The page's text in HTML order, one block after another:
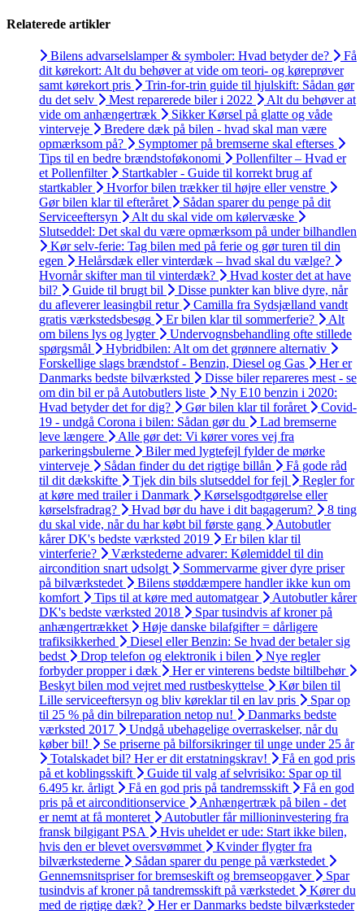
Relaterede artikler
Bilens advarselslamper & symboler: Hvad betyder de?
Få
dit kørekort: Alt du behøver at vide om teori- og køreprøver
samt kørekort pris
Trin-for-trin guide til hjulskift: Sådan gør
du det selv
Mest reparerede biler i 2022
Alt du behøver at
vide om anhængertræk
Sikker Kørsel på glatte og våde
vinterveje
Bredere dæk på bilen - hvad skal man være
opmærksom på?
Symptomer på bremserne skal efterses
Tips til en bedre brændstoføkonomi
Pollenfilter – Hvad er
et Pollenfilter
Startkabler - Guide til korrekt brug af
startkabler
Hvorfor bilen trækker til højre eller venstre
Gør bilen klar til efteråret
Sådan sparer du penge på dit
Serviceeftersyn
Alt du skal vide om kølervæske
Slutseddel: Det skal du være opmærksom på under bilhandlen
Kør selv-ferie: Tag bilen med på ferie og gør turen til din
egen
Helårsdæk eller vinterdæk – hvad skal du vælge?
Hvornår skifter man til vinterdæk?
Hvad koster det at have
bil?
Guide til brugt bil
Disse punkter kan blive dyre, når
du afleverer leasingbil retur
Camilla fra Sydsjælland vandt
gratis værkstedsbesøg
Er bilen klar til sommerferie?
Alt
om bilens lys og lygter
Undervognsbehandling ofte stillede
spørgsmål
Hybridbilen: Alt om det grønnere alternativ
Forskellige slags brændstof - Benzin, Diesel og Gas
Her er
Danmarks bedste bilværksted
Disse biler repareres mest - se
om din bil er på Autobutlers liste
Ny E10 benzin i 2020:
Hvad betyder det for dig?
Gør bilen klar til foråret
Covid-
19 - undgå Corona i bilen: Sådan gør du
Lad bremserne
leve længere
Alle gør det: Vi kører vores vej fra
parkeringsbulerne
Biler med lygtefejl fylder de mørke
vinterveje
Sådan finder du det rigtige billån
Få gode råd
til dit dækskifte
Tjek din bils slutseddel for fejl
Regler for
at køre med trailer i Danmark
Kørselsgodtgørelse eller
kørselsfradrag?
Hvad bør du have i dit bagagerum?
8 ting
du skal vide, når du har købt bil første gang
Autobutler
kårer DK's bedste værksted 2019
Er bilen klar til
vinterferie?
Værkstederne advarer: Kølemiddel til din
aircondition snart udsolgt
Sommervarme giver dyre priser
på bilværkstedet
Bilens støddæmpere handler ikke kun om
komfort
Tips til at køre med automatgear
Autobutler kårer
DK's bedste værksted 2018
Spar tusindvis af kroner på
anhængertrækket
Høje danske bilafgifter = dårligere
trafiksikkerhed
Diesel eller Benzin: Se hvad der betaler sig
bedst
Drop telefon og elektronik i bilen
Nye regler
forbyder propper i dæk
Her er vinterens bedste biltilbehør
Beskyt bilen mod vejret med rustbeskyttelse
Kør bilen til
Lille serviceeftersyn og bliv køreklar til en lav pris
Spar op
til 25 % på din bilreparation netop nu!
Danmarks bedste
værksted 2017
Undgå ubehagelige overraskelser, når du
køber bil!
Se priserne på bilforsikringer til unge under 25 år
Totalskadet bil? Her er dit erstatningskrav!
Få en god pris
på et koblingsskift
Guide til valg af selvrisiko: Spar op til
6.495 kr. årligt
Få en god pris på tandremsskift
Få en god
pris på et airconditionservice
Anhængertræk på bilen - det
er nemt at få monteret
Autobutler får millioninvestering fra
fransk bilgigant PSA
Hvis uheldet er ude: Start ikke bilen,
hvis den er blevet oversvømmet
Kvinder flygter fra
bilværkstederne
Sådan sparer du penge på værkstedet
Gennemsnitspriser for bremseskift og bremseopgaver
Spar
tusindvis af kroner på tandremsskift på værkstedet
Kører du
med de rigtige dæk?
Her er Danmarks bedste bilværksteder